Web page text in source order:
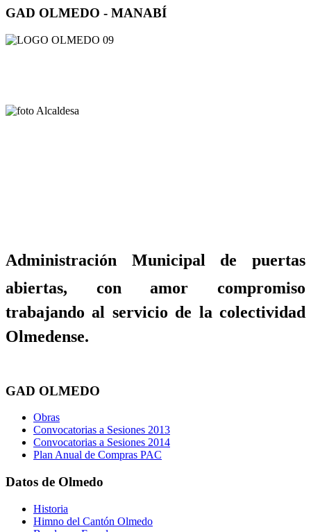
GAD OLMEDO - MANABÍ
Administración Municipal de puertas
abiertas, con amor compromiso
trabajando al servicio de la colectividad
Olmedense.
GAD OLMEDO
Obras
Convocatorias a Sesiones 2013
Convocatorias a Sesiones 2014
Plan Anual de Compras PAC
Datos de Olmedo
Historia
Himno del Cantón Olmedo